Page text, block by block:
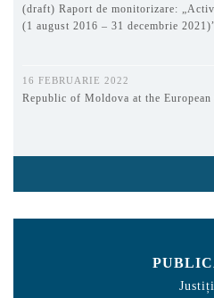
(draft) Raport de monitorizare:
(1 august 2016 – 31 decembrie
16 FEBRUARIE 2022
Republic of Moldova at the